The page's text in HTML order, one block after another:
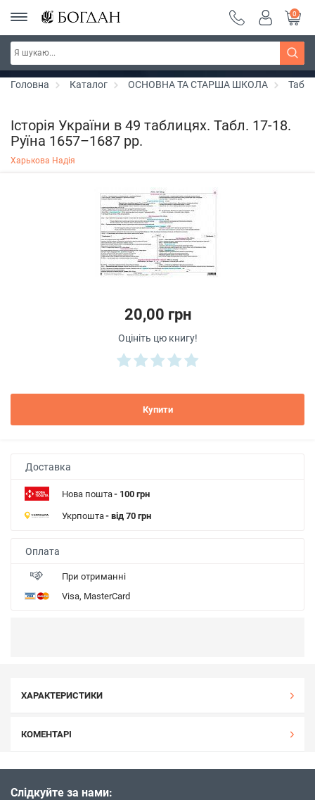
РОЗПРОДАЖ ~ 150 грн ~ 200 грн ~ 250 грн ~
300 грн ~ РОЗПРОДАЖ
Дізнатись більше
0
Головна Каталог ОСНОВНА ТА СТАРША ШКОЛА
Історія України в 49 таблицях. Табл. 17-18.
Руїна 1657–1687 рр.
Харькова Надія
20,00 грн
Оцініть цю книгу!
Купити
Доставка
Нова пошта- 100 грн
Укрпошта- від 70 грн
Оплата
При отриманні
Visa, MasterCard
ХАРАКТЕРИСТИКИ
КОМЕНТАРІ
Слідкуйте за нами: